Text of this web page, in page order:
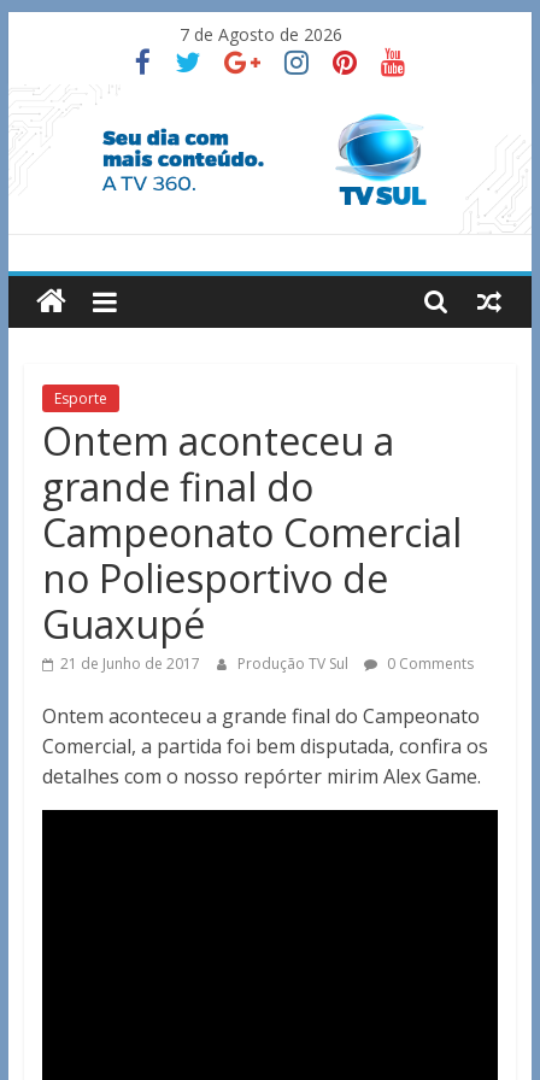
content
7 de Agosto de 2026
TV
Sul
Notícias
Guaxupé
região.
Esporte
Ontem aconteceu a
grande final do
Campeonato Comercial
no Poliesportivo de
Guaxupé
21 de Junho de 2017 Produção TV Sul 0 Comments
Ontem aconteceu a grande final do Campeonato
Comercial, a partida foi bem disputada, confira os
detalhes com o nosso repórter mirim Alex Game.